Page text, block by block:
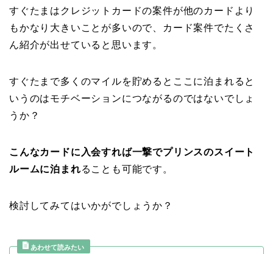
すぐたまはクレジットカードの案件が他のカードより
もかなり大きいことが多いので、カード案件でたくさ
ん紹介が出せていると思います。
すぐたまで多くのマイルを貯めるとここに泊まれると
いうのはモチベーションにつながるのではないでしょ
うか？
こんなカードに入会すれば一撃でプリンスのスイート
ルームに泊まれることも可能です。
検討してみてはいかがでしょうか？